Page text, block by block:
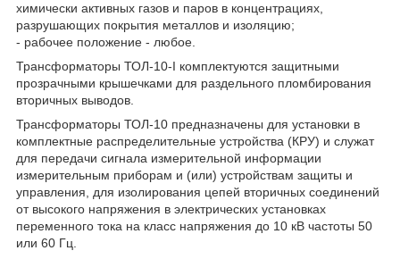
химически активных газов и паров в концентрациях,
разрушающих покрытия металлов и изоляцию;
- рабочее положение - любое.
Трансформаторы ТОЛ-10-I комплектуются защитными
прозрачными крышечками для раздельного пломбирования
вторичных выводов.
Трансформаторы ТОЛ-10 предназначены для установки в
комплектные распределительные устройства (КРУ) и служат
для передачи сигнала измерительной информации
измерительным приборам и (или) устройствам защиты и
управления, для изолирования цепей вторичных соединений
от высокого напряжения в электрических установках
переменного тока на класс напряжения до 10 кВ частоты 50
или 60 Гц.